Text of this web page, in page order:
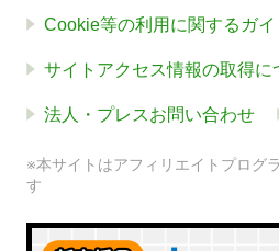
Cookie等の利用に関するガイ
サイトアクセス情報の取得に
法人・プレスお問い合わせ
※本サイトはアフィリエイトプログ
す